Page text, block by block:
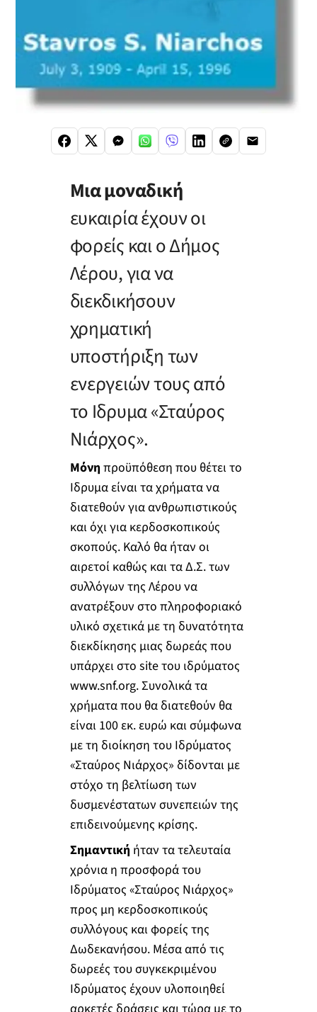
Μια μοναδική
ευκαιρία έχουν οι
φορείς και ο Δήμος
Λέρου, για να
διεκδικήσουν
χρηματική
υποστήριξη των
ενεργειών τους από
το Ιδρυμα «Σταύρος
Νιάρχος».
Μόνη προϋπόθεση που θέτει το
Ιδρυμα είναι τα χρήματα να
διατεθούν για ανθρωπιστικούς
και όχι για κερδοσκοπικούς
σκοπούς. Καλό θα ήταν οι
αιρετοί καθώς και τα Δ.Σ. των
συλλόγων της Λέρου να
ανατρέξουν στο πληροφοριακό
υλικό σχετικά με τη δυνατότητα
διεκδίκησης μιας δωρεάς που
υπάρχει στο site του ιδρύματος
www.snf.org. Συνολικά τα
χρήματα που θα διατεθούν θα
είναι 100 εκ. ευρώ και σύμφωνα
με τη διοίκηση του Ιδρύματος
«Σταύρος Νιάρχος» δίδονται με
στόχο τη βελτίωση των
δυσμενέστατων συνεπειών της
επιδεινούμενης κρίσης.
Σημαντική ήταν τα τελευταία
χρόνια η προσφορά του
Ιδρύματος «Σταύρος Νιάρχος»
προς μη κερδοσκοπικούς
συλλόγους και φορείς της
Δωδεκανήσου. Μέσα από τις
δωρεές του συγκεκριμένου
Ιδρύματος έχουν υλοποιηθεί